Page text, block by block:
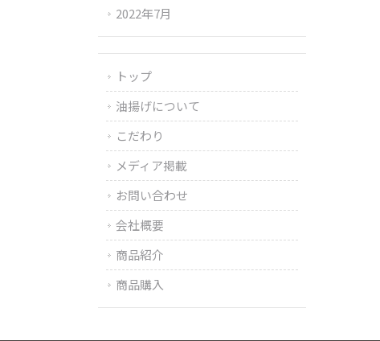
2022年7月
トップ
油揚げについて
こだわり
メディア掲載
お問い合わせ
会社概要
商品紹介
商品購入